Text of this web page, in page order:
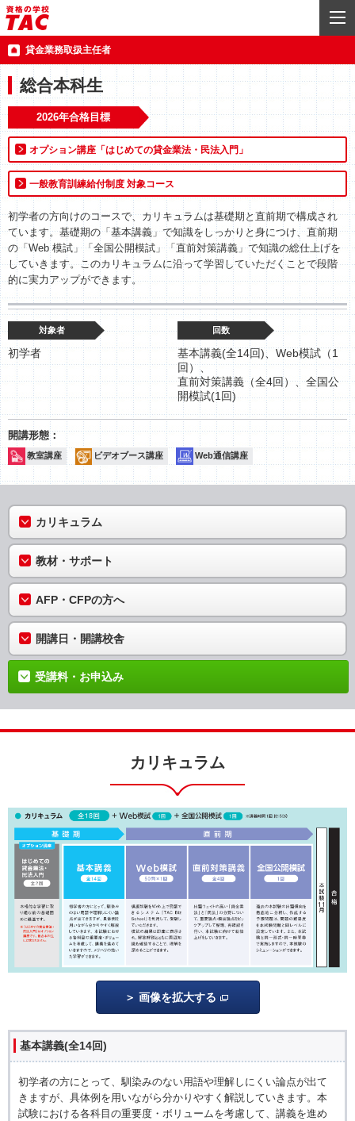
貸金業務取扱主任者
総合本科生
2026年合格目標
オプション講座「はじめての貸金業法・民法入門」
一般教育訓練給付制度 対象コース
初学者の方向けのコースで、カリキュラムは基礎期と直前期で構成され
ています。基礎期の「基本講義」で知識をしっかりと身につけ、直前期
の「Web 模試」「全国公開模試」「直前対策講義」で知識の総仕上げを
していきます。このカリキュラムに沿って学習していただくことで段階
的に実力アップができます。
対象者
初学者
回数
基本講義(全14回)、Web模試（1
回）、
直前対策講義（全4回）、全国公
開模試(1回)
教室講座 ビデオブース講座 Web通信講座
カリキュラム
教材・サポート
AFP・CFPの方へ
開講日・開講校舎
受講料・お申込み
カリキュラム
画像を拡大する
基本講義(全14回)
初学者の方にとって、馴染みのない用語や理解しにくい論点が出て
きますが、具体例を用いながら分かりやすく解説していきます。本
試験における各科目の重要度・ボリュームを考慮して、講義を進め